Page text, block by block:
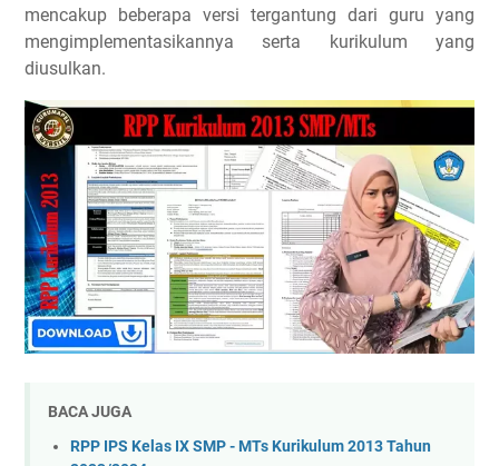
mencakup beberapa versi tergantung dari guru yang
mengimplementasikannya serta kurikulum yang
diusulkan.
BACA JUGA
RPP IPS Kelas IX SMP - MTs Kurikulum 2013 Tahun